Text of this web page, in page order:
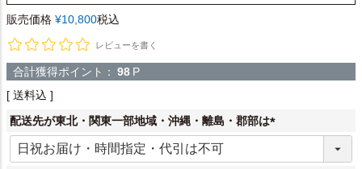
販売価格 ¥10,800税込
レビューを書く
合計獲得ポイント： 98 P
送料込
配送先が東北・関東一部地域・沖縄・離島・郡部は
(